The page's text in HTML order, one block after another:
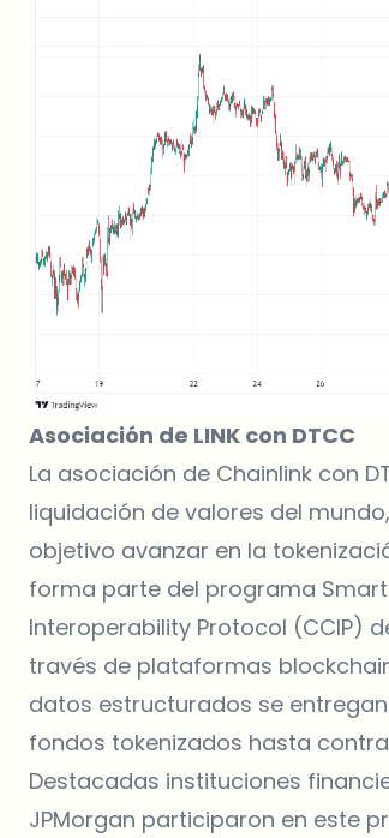
Asociación de LINK con DTCC
La asociación de Chainlink con
liquidación de valores del
objetivo avanzar en la
forma parte del programa Smart
Interoperability Protocol (CCIP)
través de plataformas
datos estructurados se
fondos tokenizados hasta
Destacadas instituciones
JPMorgan participaron en este